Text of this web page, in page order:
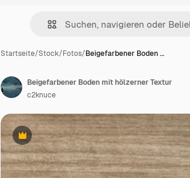
Startseite/Stock/Fotos/Beigefarbener Boden …
Premium
Beigefarbener Boden mit hölzerner Textur
c2knuce